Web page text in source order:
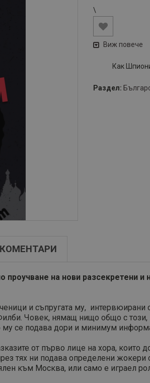
\
Виж повече
Как
Раздел:
КОМЕНТАРИ
на нови разсекретени
и съпругата му, интервюирани
Човек, нямащ нищо общо с
му се подава дори и минимум
от първо лице на хора,
тях ни подава определени
към Москва, или само е играел